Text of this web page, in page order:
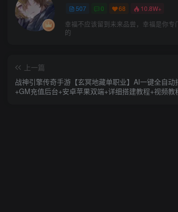
507 0 68 10.8W+
幸福不应该留到未来品尝，幸福是你专
的
上一篇
战神引擎传奇手游【玄冥地藏单职业】AI一键全自
+GM充值后台+安卓苹果双端+详细搭建教程+视频教